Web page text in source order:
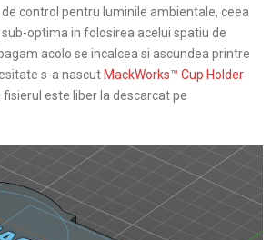
control pentru luminile ambientale, ceea
optima in folosirea acelui spatiu de
acolo se incalcea si ascundea printre
s-a nascut MackWorks™ Cup Holder
fisierul este liber la descarcat pe